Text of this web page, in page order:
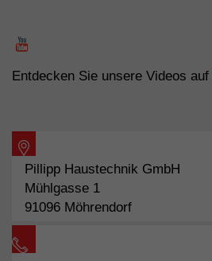
Entdecken Sie unsere Videos auf
Pillipp Haustechnik GmbH
Mühlgasse 1
91096 Möhrendorf